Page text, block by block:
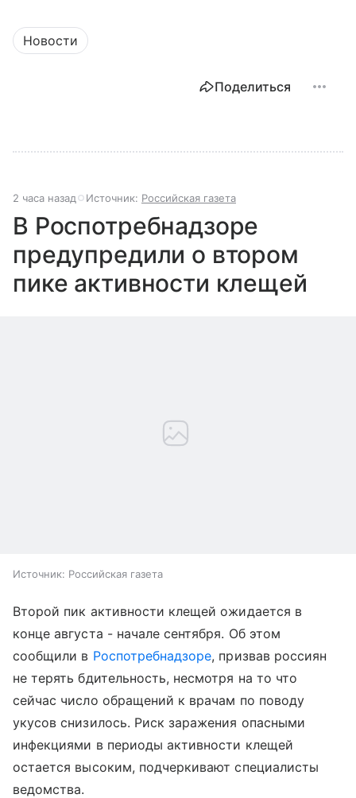
Новости
Поделиться
2 часа назад Источник: Российская газета
В Роспотребнадзоре
предупредили о втором
пике активности клещей
Источник: Российская газета
Второй пик активности клещей ожидается в
конце августа - начале сентября. Об этом
сообщили в Роспотребнадзоре, призвав россиян
не терять бдительность, несмотря на то что
сейчас число обращений к врачам по поводу
укусов снизилось. Риск заражения опасными
инфекциями в периоды активности клещей
остается высоким, подчеркивают специалисты
ведомства.